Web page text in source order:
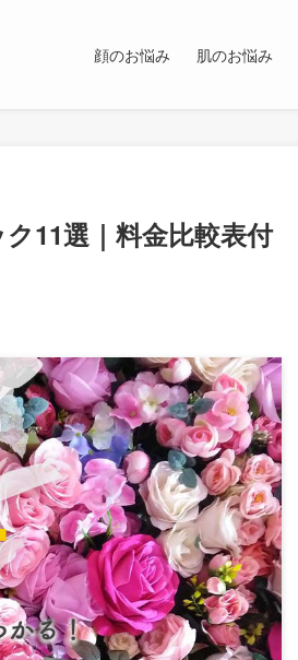
顔のお悩み 肌のお悩み
11選｜料金比較表付